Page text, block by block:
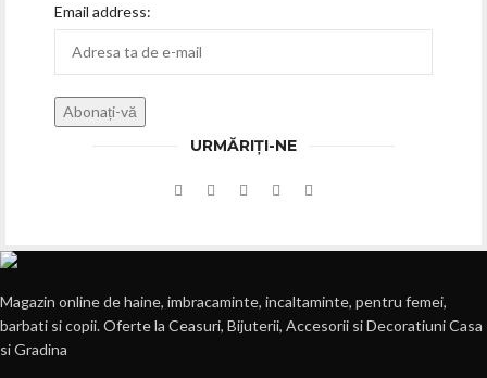
Email address:
URMĂRIȚI-NE
Magazin online de haine, imbracaminte, incaltaminte, pentru femei,
barbati si copii. Oferte la Ceasuri, Bijuterii, Accesorii si Decoratiuni Casa
si Gradina